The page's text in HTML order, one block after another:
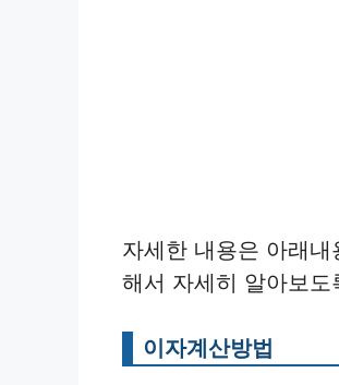
자세한 내용은 아래
해서 자세히 알아보도
이자계산방법